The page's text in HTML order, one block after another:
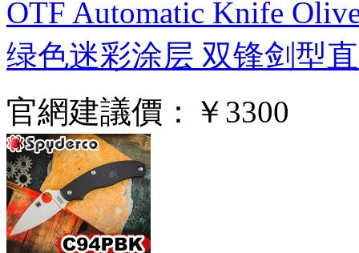
OTF Automatic Knife
绿色迷彩涂层 双锋剑型
官網建議價：
￥3300